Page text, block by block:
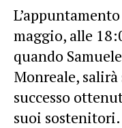
maggio, alle
quando
Monreale,
successo
suoi sostenitori.